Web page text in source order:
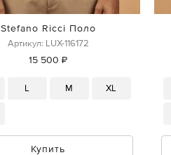
Stefano Ricci Поло
Артикул: LUX-116172
15 500 ₽
L M XL
Купить